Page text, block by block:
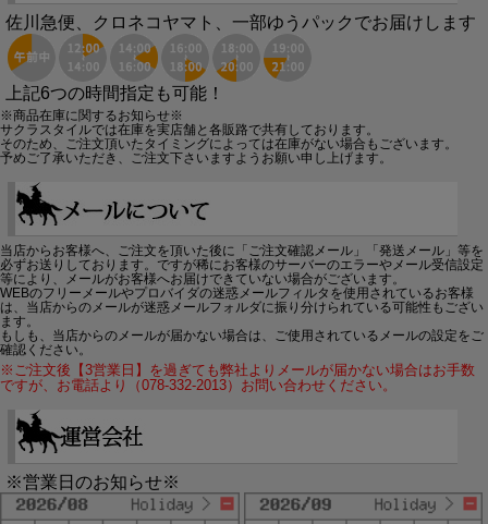
佐川急便、クロネコヤマト、一部ゆうパックでお届けします
上記6つの時間指定も可能！
※商品在庫に関するお知らせ※
サクラスタイルでは在庫を実店舗と各販路で共有しております。
そのため、ご注文頂いたタイミングによっては在庫がない場合もございます。
予めご了承いただき、ご注文下さいますようお願い申し上げます。
当店からお客様へ、ご注文を頂いた後に「ご注文確認メール」「発送メール」等を
必ずお送りしております。ですが稀にお客様のサーバーのエラーやメール受信設定
等により、メールがお客様へお届けできていない場合がございます。
WEBのフリーメールやプロバイダの迷惑メールフィルタを使用されているお客様
は、当店からのメールが迷惑メールフォルダに振り分けられている可能性もござい
ます。
もしも、当店からのメールが届かない場合は、ご使用されているメールの設定をご
確認ください。
※ご注文後【3営業日】を過ぎても弊社よりメールが届かない場合はお手数
ですが、お電話より（078-332-2013）お問い合わせください。
※営業日のお知らせ※